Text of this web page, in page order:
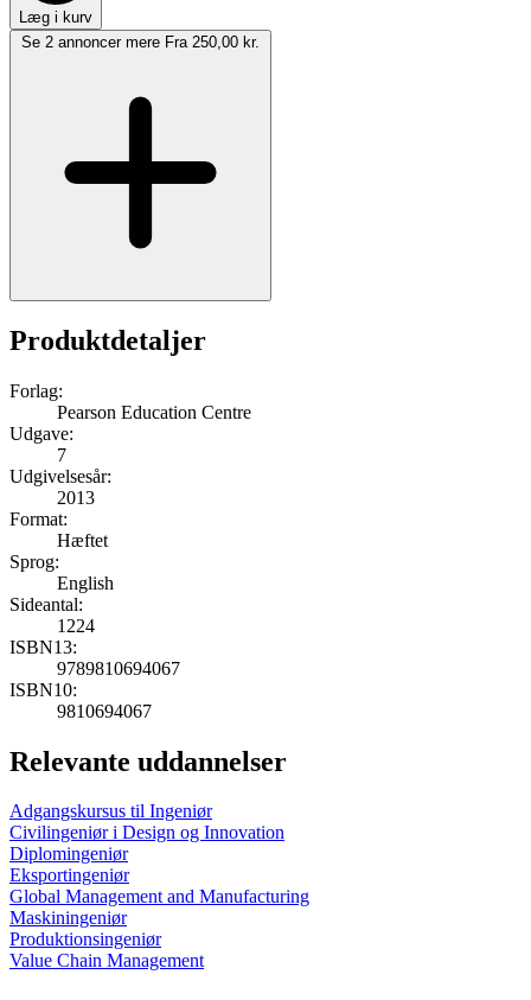
Læg i kurv
Se 2 annoncer mere Fra 250,00 kr.
Produktdetaljer
Forlag:
Pearson Education Centre
Udgave:
7
Udgivelsesår:
2013
Format:
Hæftet
Sprog:
English
Sideantal:
1224
ISBN13:
9789810694067
ISBN10:
9810694067
Relevante uddannelser
Adgangskursus til Ingeniør
Civilingeniør i Design og Innovation
Diplomingeniør
Eksportingeniør
Global Management and Manufacturing
Maskiningeniør
Produktionsingeniør
Value Chain Management